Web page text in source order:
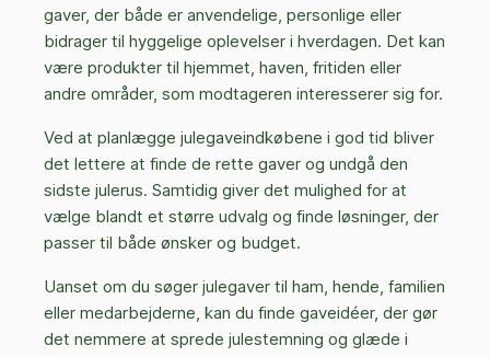
gaver, der både er anvendelige, personlige eller
bidrager til hyggelige oplevelser i hverdagen. Det kan
være produkter til hjemmet, haven, fritiden eller
andre områder, som modtageren interesserer sig for.
Ved at planlægge julegaveindkøbene i god tid bliver
det lettere at finde de rette gaver og undgå den
sidste julerus. Samtidig giver det mulighed for at
vælge blandt et større udvalg og finde løsninger, der
passer til både ønsker og budget.
Uanset om du søger julegaver til ham, hende, familien
eller medarbejderne, kan du finde gaveidéer, der gør
det nemmere at sprede julestemning og glæde i